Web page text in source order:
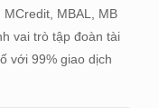
MBAL, MB
vai trò tập đoàn tài
với 99% giao dịch